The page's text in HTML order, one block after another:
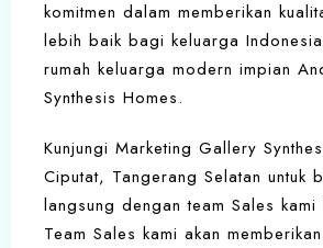
komitmen dalam memberikan
lebih baik bagi keluarga
rumah keluarga modern impian
Synthesis Homes.
Kunjungi Marketing Gallery
Ciputat, Tangerang Selatan untuk
langsung dengan team Sales kami
Team Sales kami akan